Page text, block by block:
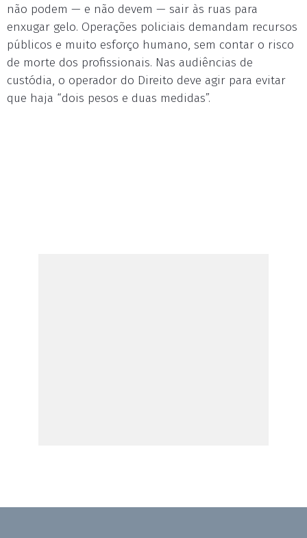
não podem — e não devem — sair às ruas para
enxugar gelo. Operações policiais demandam recursos
públicos e muito esforço humano, sem contar o risco
de morte dos profissionais. Nas audiências de
custódia, o operador do Direito deve agir para evitar
que haja “dois pesos e duas medidas”.